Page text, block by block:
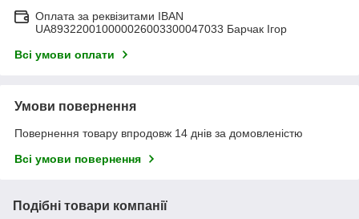
Оплата за реквізитами IBAN
UA893220010000026003300047033 Барчак Ігор
Всі умови оплати
Умови повернення
Повернення товару впродовж 14 днів за домовленістю
Всі умови повернення
Подібні товари компанії